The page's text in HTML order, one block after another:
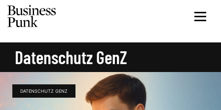
Datenschutz GenZ
DATENSCHUTZ GENZ